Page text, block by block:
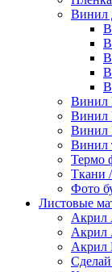
Винил
Винил
Винил
Винил
Винил
Термо
Ткани
Фото
Листовые
Акрил
Акрил
Акрил